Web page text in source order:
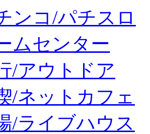
ンコ/パチスロ
ムセンター
/アウトドア
/ネットカフェ
/ライブハウス